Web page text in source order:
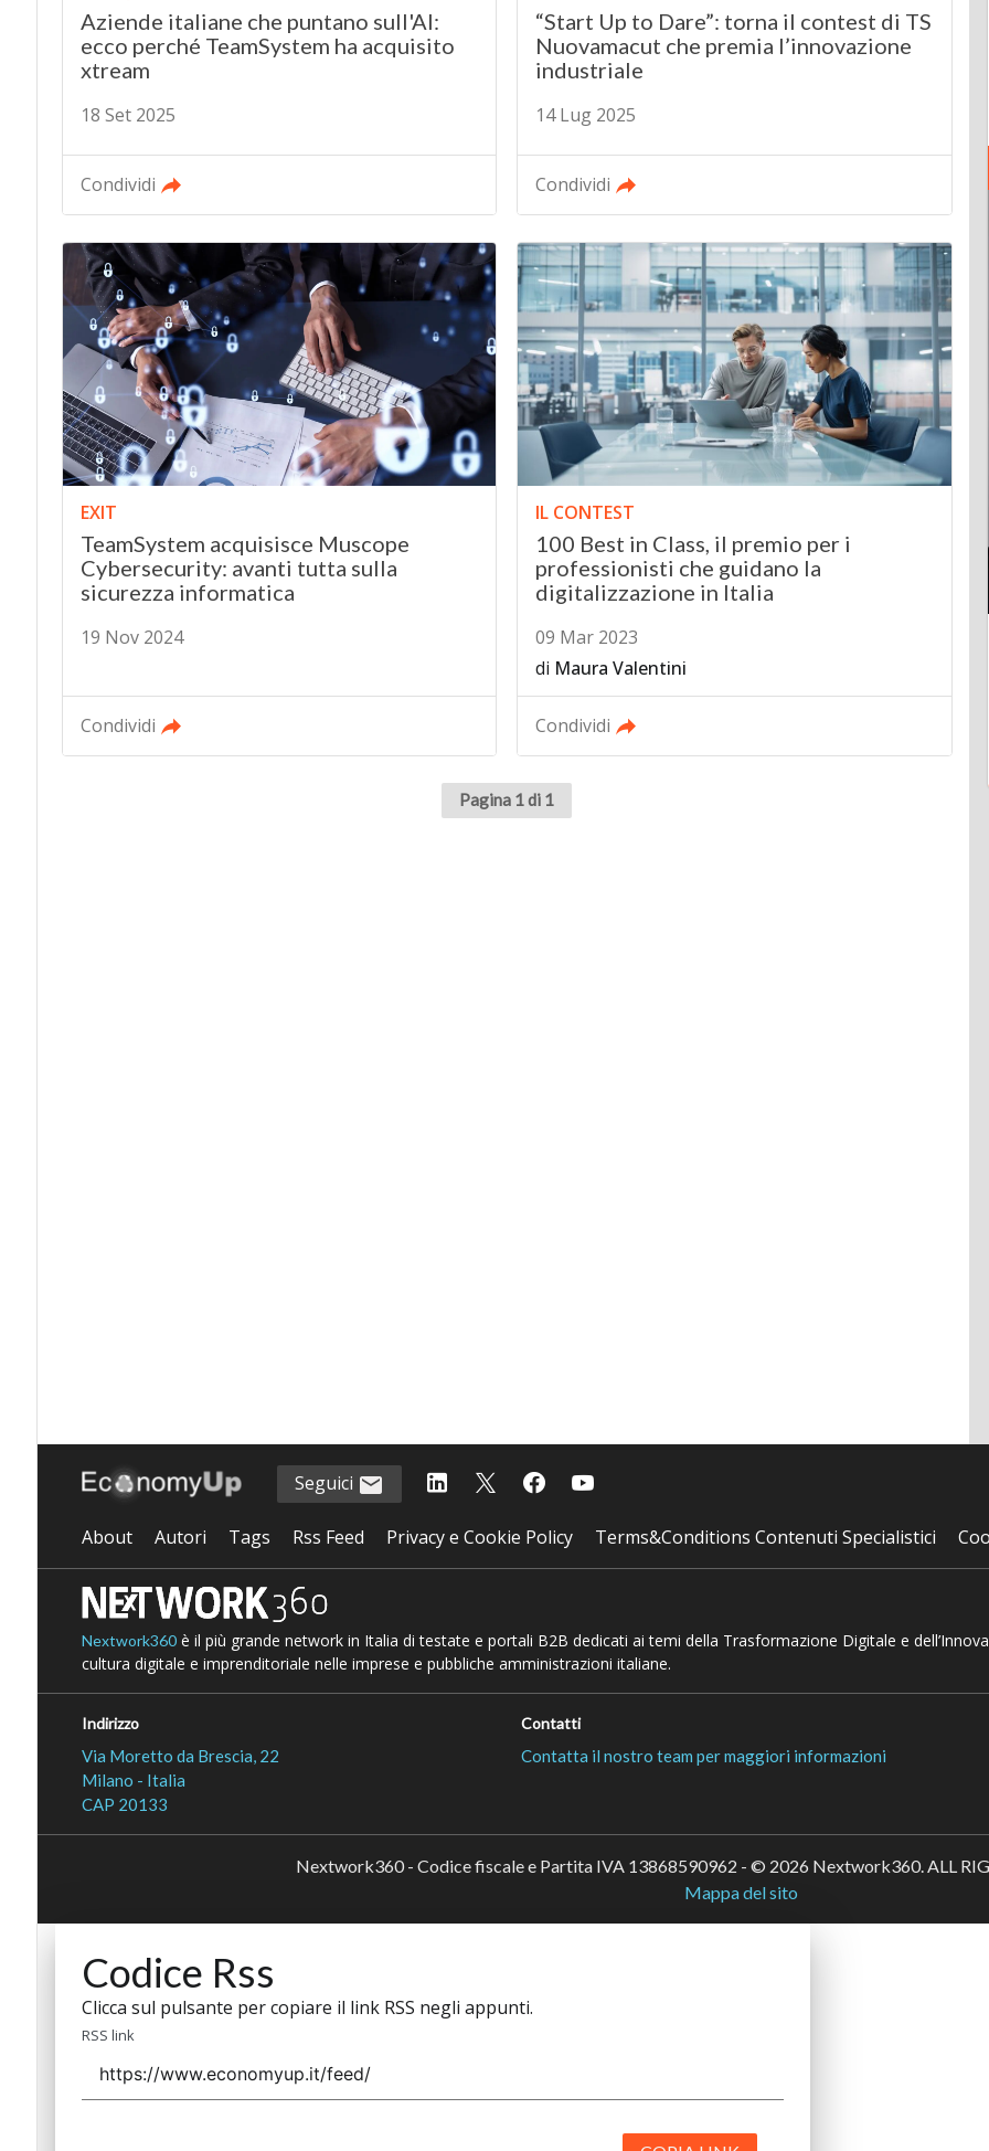
Aziende italiane che puntano sull'AI:
ecco perché TeamSystem ha acquisito
xtream
18 Set 2025
Condividi
“Start Up to Dare”: torna il contest di TS
Nuovamacut che premia l’innovazione
industriale
14 Lug 2025
Condividi
EXIT
TeamSystem acquisisce Muscope
Cybersecurity: avanti tutta sulla
sicurezza informatica
19 Nov 2024
Condividi
IL CONTEST
100 Best in Class, il premio per i
professionisti che guidano la
digitalizzazione in Italia
09 Mar 2023
di Maura Valentini
Condividi
Pagina 1 di 1
Seguici
About Autori Tags Rss Feed Privacy e Cookie Policy Terms&Conditions Contenuti Specialistici
Nextwork360è il più grande network in Italia di testate e portali B2B dedicati ai temi della Trasformazione Digitale e
cultura digitale e imprenditoriale nelle imprese e pubbliche amministrazioni italiane.
Indirizzo
Via Moretto da Brescia, 22
Milano - Italia
CAP 20133
Contatti
Contatta il nostro team per maggiori informazioni
Nextwork360 - Codice fiscale e Partita IVA 13868590962 - © 2026 Nextwork360. ALL
Mappa del sito
Codice Rss
Clicca sul pulsante per copiare il link RSS negli appunti.
RSS link